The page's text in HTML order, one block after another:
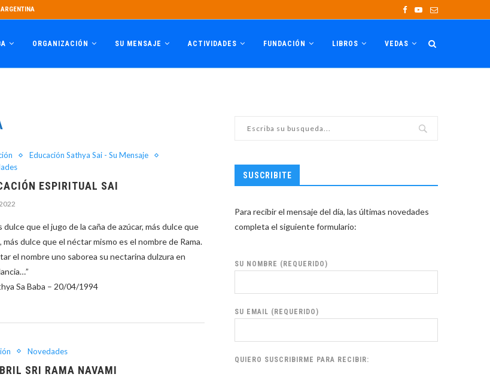
ORGANIZACIÓN SU MENSAJE ACTIVIDADES FUNDACIÓN LIBROS VEDAS
Educación Sathya Sai - Su Mensaje
ESPIRITUAL SAI
dulce que el jugo de la caña de azúcar, más dulce que
más dulce que el néctar mismo es el nombre de Rama.
el nombre uno saborea su nectarina dulzura en
Sa Baba – 20/04/1994
Novedades
SRI RAMA NAVAMI
SUSCRIBITE
Para recibir el mensaje del día, las últimas novedades
completa el siguiente formulario:
SU NOMBRE (REQUERIDO)
SU EMAIL (REQUERIDO)
QUIERO SUSCRIBIRME PARA RECIBIR: